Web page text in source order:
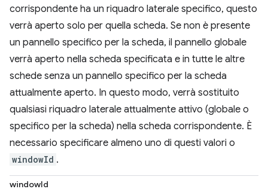
corrispondente ha un riquadro laterale specifico, questo
verrà aperto solo per quella scheda. Se non è presente
un pannello specifico per la scheda, il pannello globale
verrà aperto nella scheda specificata e in tutte le altre
schede senza un pannello specifico per la scheda
attualmente aperto. In questo modo, verrà sostituito
qualsiasi riquadro laterale attualmente attivo (globale o
specifico per la scheda) nella scheda corrispondente. È
necessario specificare almeno uno di questi valori o
windowId .
windowId